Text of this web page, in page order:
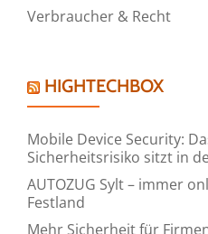
Verbraucher & Recht
HIGHTECHBOX
Mobile Device Security:
Sicherheitsrisiko sitzt in
AUTOZUG Sylt – immer
Festland
Mehr Sicherheit für